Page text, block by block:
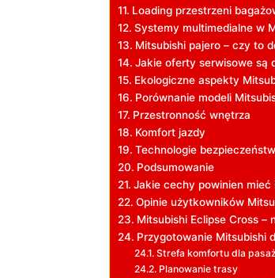
Loading przestrzeni
Systemy multimedialne w
Mitsubishi pajero – czy to
Jakie oferty serwisowe są
Ekologiczne aspekty
Porównanie modeli
Przestronność wnętrza
Komfort jazdy
Technologie
Podsumowanie
Jakie cechy powinien mieć
Opinie użytkowników
Mitsubishi Eclipse Cross –
Przygotowanie Mitsubishi
Strefa komfortu dla
Planowanie trasy